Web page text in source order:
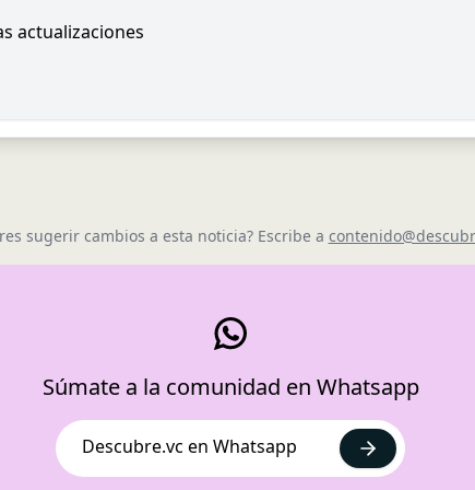
actualizaciones
sugerir cambios a esta noticia? Escribe a
Súmate a la comunidad en Whatsapp
Descubre.vc en Whatsapp